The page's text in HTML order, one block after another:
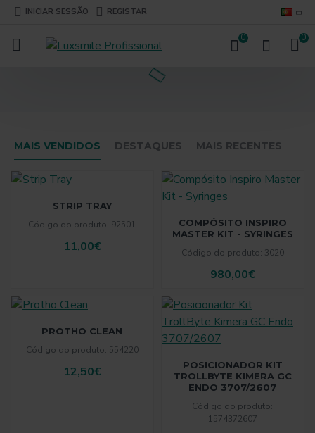
INICIAR SESSÃO REGISTAR
0 0
MAIS VENDIDOS DESTAQUES MAIS RECENTES
Código do produto: 92501
STRIP TRAY
11,00€ Código do produto: 3020
COMPÓSITO INSPIRO
MASTER KIT - SYRINGES
980,00€
Código do produto: 554220
PROTHO CLEAN
12,50€
Código do produto:
1574372607
POSICIONADOR KIT
TROLLBYTE KIMERA GC
ENDO 3707/2607